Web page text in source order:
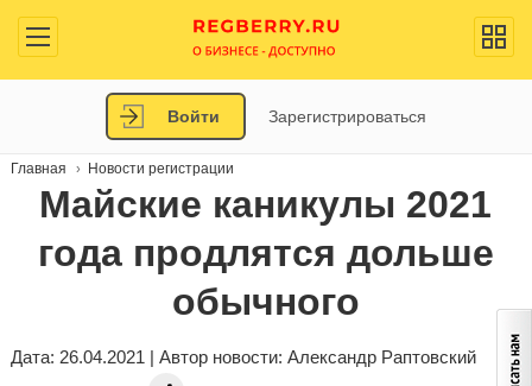
Войти Зарегистрироваться
Главная Новости регистрации
Майские каникулы 2021
года продлятся дольше
обычного
Дата: 26.04.2021 | Автор новости: Александр Раптовский